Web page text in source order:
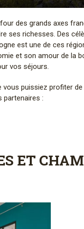
des grands axes
ses richesses. Des
est une de ces
et son amour de la
vos séjours.
vous puissiez profiter
partenaires :
ET